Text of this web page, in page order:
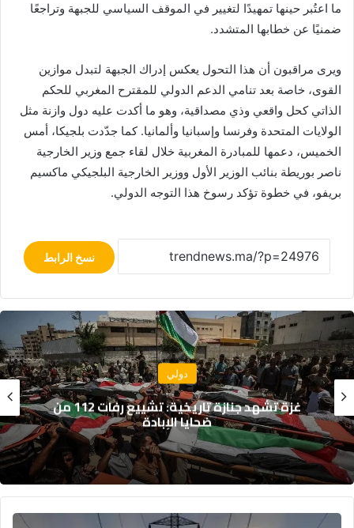
ما اعتُبر حينها تمهيدًا لتغيير في الموقف السياسي للجبهة وتراجعًا
ضمنيًا عن خطابها المتشدد.
ويرى مراقبون أن هذا التحول يعكس إدراك الجبهة لتبدل موازين
القوى، خاصة بعد تنامي الدعم الدولي للمقترح المغربي للحكم
الذاتي كحل واقعي وذي مصداقية، وهو ما أكدت عليه دول وازنة مثل
الولايات المتحدة وفرنسا وإسبانيا وألمانيا. كما جدّدت بلجيكا، أمس
الخميس، دعمها للمبادرة المغربية خلال لقاء جمع وزير الخارجية
ناصر بوريطة بنائب الوزير الأول ووزير الخارجية البلجيكي ماكسيم
بريفو، في خطوة تؤكد رسوخ هذا التوجه الدولي.
نسخ الرابط
سياسة
جلالة الملك يهنئ رئيس جمهورية النيجر
بمناسبة العيد الوطني لبلاده
الطاقة